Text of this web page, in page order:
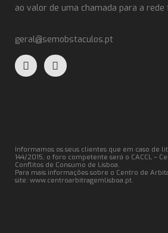
ao valor de uma chamada para a rede
geral@semobstaculos.pt
Informamos os seus clientes que em caso de
144/2015, o foro competente será o CACCL –
Conflitos de Consumo de Lisboa.
Para mais informações sobre o Centro de
site: www.centroarbitragemlisboa.pt.